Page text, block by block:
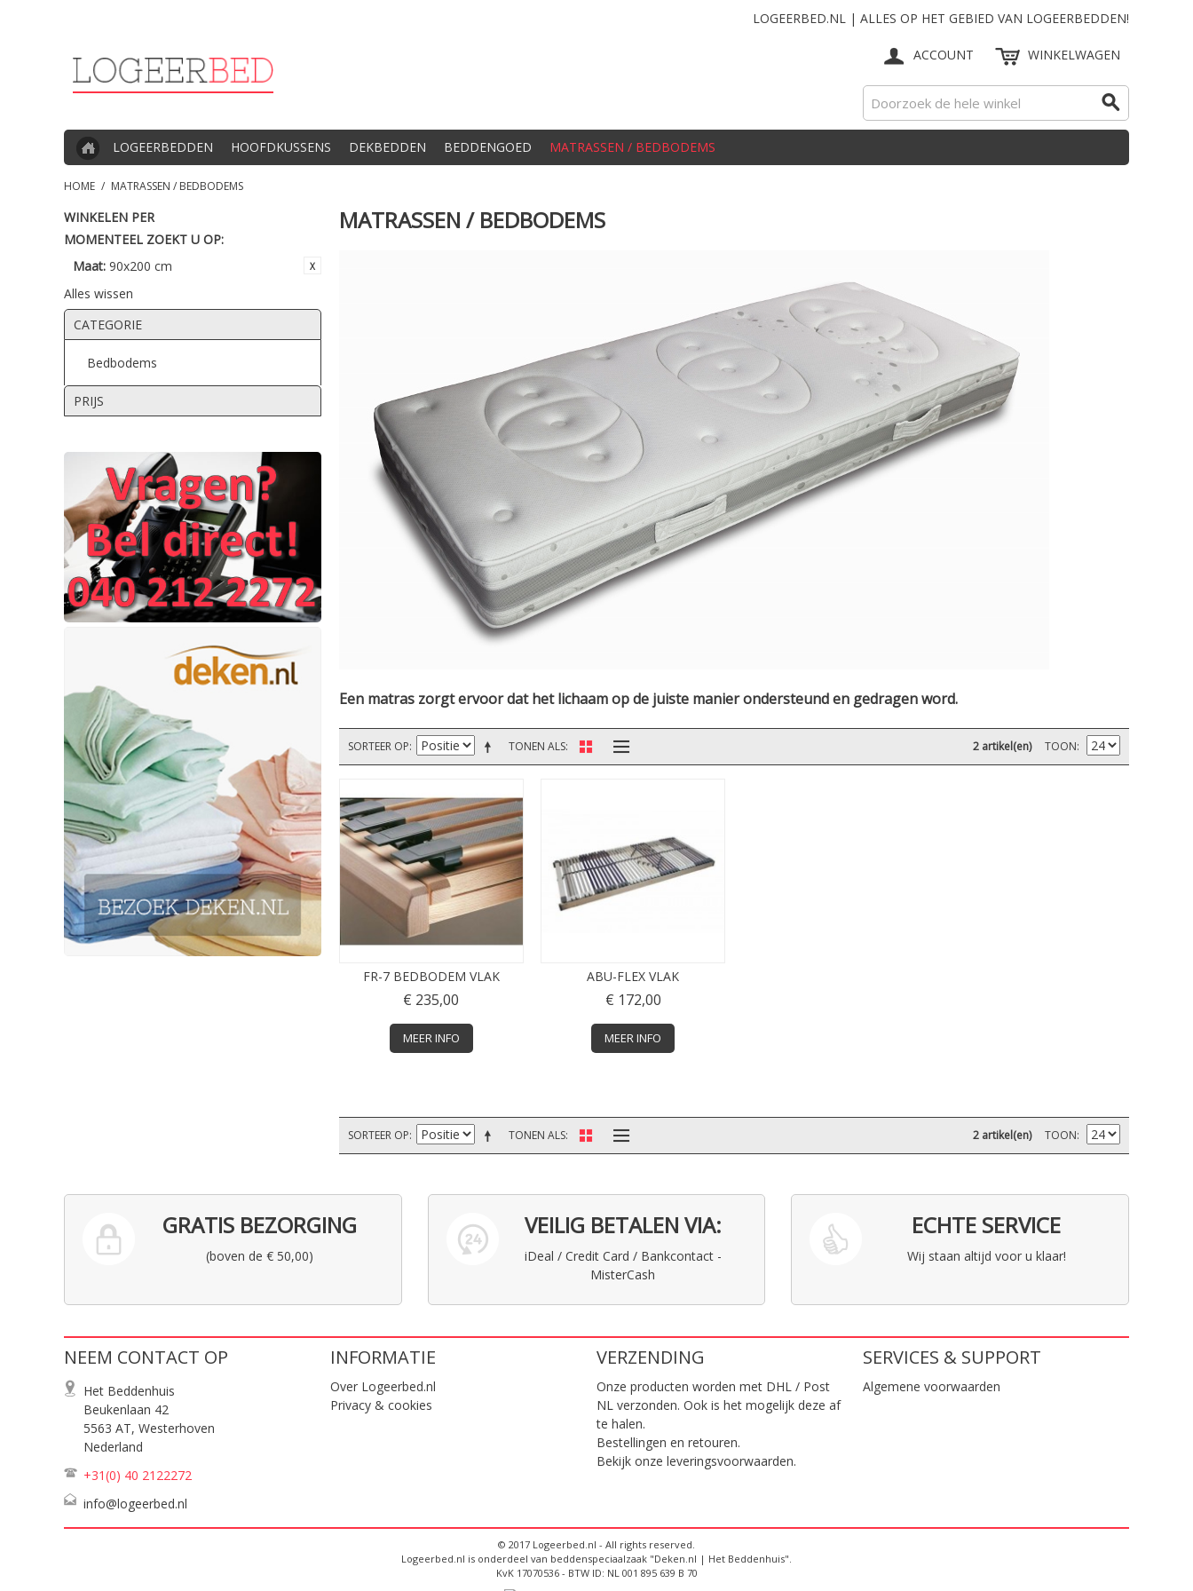
LOGEERBED.NL | ALLES OP HET GEBIED VAN LOGEERBEDDEN!
ACCOUNT WINKELWAGEN
LOGEERBEDDEN HOOFDKUSSENS DEKBEDDEN BEDDENGOED MATRASSEN / BEDBODEMS
HOME / MATRASSEN / BEDBODEMS
WINKELEN PER
MOMENTEEL ZOEKT U OP:
Maat: 90x200 cm
Alles wissen
CATEGORIE
Bedbodems
PRIJS
MATRASSEN / BEDBODEMS
Een matras zorgt ervoor dat het lichaam op de juiste manier ondersteund en gedragen word.
TONEN ALS
SORTEER OP 2 artikel(en) TOON
FR-7 BEDBODEM VLAK
€ 235,00
MEER INFO
ABU-FLEX VLAK
€ 172,00
MEER INFO
TONEN ALS
SORTEER OP 2 artikel(en) TOON
GRATIS BEZORGING
(boven de € 50,00)
VEILIG BETALEN VIA:
iDeal / Credit Card / Bankcontact -
MisterCash
ECHTE SERVICE
Wij staan altijd voor u klaar!
NEEM CONTACT OP
Het Beddenhuis
Beukenlaan 42
5563 AT, Westerhoven
Nederland
+31(0) 40 2122272
info@logeerbed.nl
INFORMATIE
Over Logeerbed.nl
Privacy & cookies
VERZENDING
Onze producten worden met DHL / Post
NL verzonden. Ook is het mogelijk deze af
te halen.
Bestellingen en retouren.
Bekijk onze leveringsvoorwaarden.
SERVICES & SUPPORT
Algemene voorwaarden
© 2017 Logeerbed.nl - All rights reserved.
Logeerbed.nl is onderdeel van beddenspeciaalzaak "Deken.nl | Het Beddenhuis".
KvK 17070536 - BTW ID: NL 001 895 639 B 70